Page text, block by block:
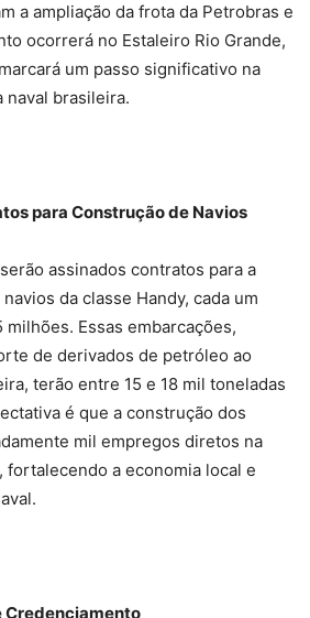
a ampliação da frota da Petrobras e
ocorrerá no Estaleiro Rio Grande,
um passo significativo na
naval brasileira.
para Construção de Navios
assinados contratos para a
da classe Handy, cada um
milhões. Essas embarcações,
de derivados de petróleo ao
terão entre 15 e 18 mil toneladas
é que a construção dos
mil empregos diretos na
fortalecendo a economia local e
Credenciamento